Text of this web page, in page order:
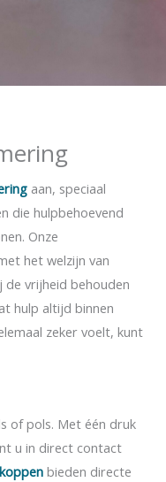
aan, speciaal
die hulpbehoevend
Onze
het welzijn van
vrijheid behouden
hulp altijd binnen
zeker voelt, kunt
of pols. Met één druk
u in direct contact
bieden directe